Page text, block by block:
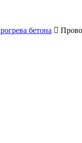
бетона